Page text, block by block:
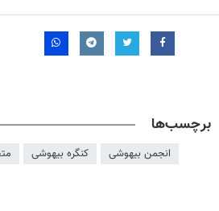
برچسب‌ها
انجمن بیهوشی کنگره بیهوشی